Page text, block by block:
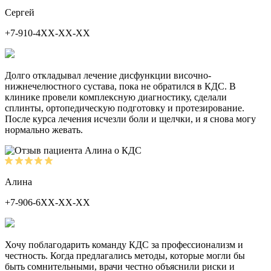
Сергей
+7-910-4ХХ-ХХ-ХХ
Долго откладывал лечение дисфункции височно-
нижнечелюстного сустава, пока не обратился в КДС. В
клинике провели комплексную диагностику, сделали
сплинты, ортопедическую подготовку и протезирование.
После курса лечения исчезли боли и щелчки, и я снова могу
нормально жевать.
Алина
+7-906-6ХХ-ХХ-ХХ
Хочу поблагодарить команду КДС за профессионализм и
честность. Когда предлагались методы, которые могли бы
быть сомнительными, врачи честно объяснили риски и